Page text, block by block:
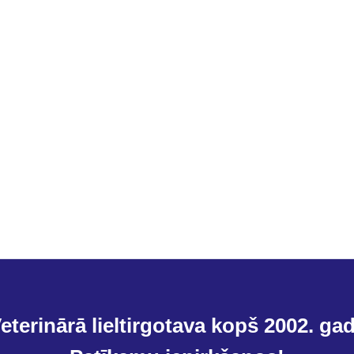
lieltirgotava kopš 2002.